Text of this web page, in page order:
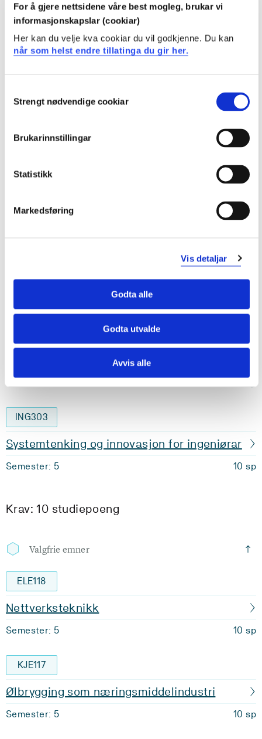
For å gjere nettsidene våre best mogleg, brukar vi
informasjonskapslar (cookiar)
Her kan du velje kva cookiar du vil godkjenne. Du kan
når som helst endre tillatinga du gir her.
Selection
Strengt nødvendige cookiar
Brukarinnstillingar
Statistikk
Markedsføring
Vis detaljar
Godta alle
Godta utvalde
Avvis alle
Audioforsterkarar
Semester: 4
Signalbehandling
10 sp
Semester: 5 10 sp
Vidaregåande programmering
ING303
Systemtenking og innovasjon for ingeniørar
Semester: 5 10 sp
Krav: 10 studiepoeng
Valgfrie emner
ELE118
Nettverksteknikk
Semester: 5 10 sp
KJE117
Ølbrygging som næringsmiddelindustri
Semester: 5 10 sp